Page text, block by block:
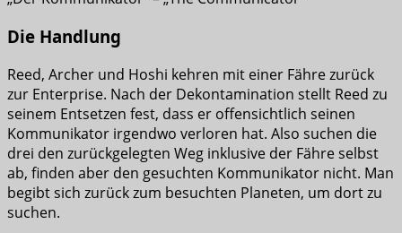
Die Handlung
Reed, Archer und Hoshi kehren mit einer Fähre zurück
zur Enterprise. Nach der Dekontamination stellt Reed zu
seinem Entsetzen fest, dass er offensichtlich seinen
Kommunikator irgendwo verloren hat. Also suchen die
drei den zurückgelegten Weg inklusive der Fähre selbst
ab, finden aber den gesuchten Kommunikator nicht. Man
begibt sich zurück zum besuchten Planeten, um dort zu
suchen.